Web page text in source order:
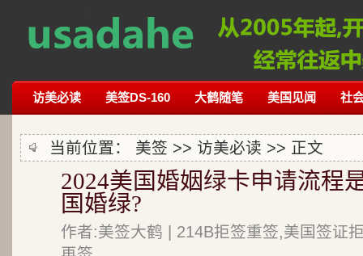
访美必读 美签DS-160 大鹤随笔 美国见闻 社
当前位置： 美签 >> 访美必读 >> 正文
2024美国婚姻绿卡申请流程
国婚绿?
作者:美签大鹤 | 214B拒签重签,美国签证